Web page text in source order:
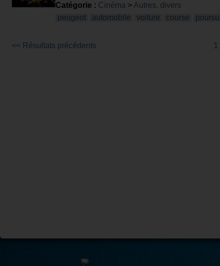
Catégorie : Cinéma > Autres, divers
peugeot
automobile voiture course
<< Résultats précédents 1